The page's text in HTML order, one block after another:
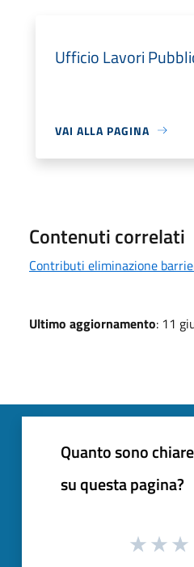
Ufficio Lavori
VAI ALLA PAGINA
Contenuti correlati
Contributi eliminazione
Ultimo aggiornamento: 11
Quanto sono
su questa pagina?